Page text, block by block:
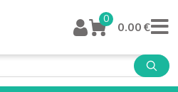
0
0.00 €